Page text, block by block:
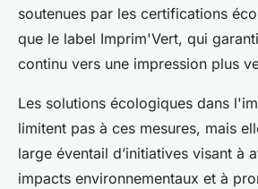
soutenues par les certifications
que le label Imprim'Vert, qui
continu vers une impression plus
Les solutions écologiques dans
limitent pas à ces mesures, mais
large éventail d’initiatives visant à
impacts environnementaux et à